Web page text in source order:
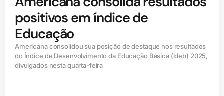
positivos em índice de
Educação
Americana consolidou sua posição de destaque nos resultados
do Índice de Desenvolvimento da Educação Básica (ldeb) 2025,
divulgados nesta quarta-feira